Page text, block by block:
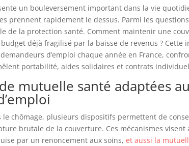
un bouleversement important dans la vie
prennent rapidement le dessus. Parmi les
de la protection santé. Comment maintenir une
déjà fragilisé par la baisse de revenus ? Cette
d’emploi chaque année en France,
portabilité, aides solidaires et contrats
mutuelle santé adaptées
le chômage, plusieurs dispositifs permettent de
brutale de la couverture. Ces mécanismes visent
par un renoncement aux soins, et aussi la